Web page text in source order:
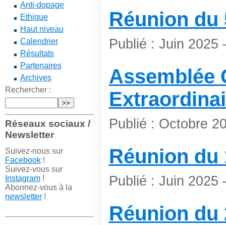
Anti-dopage
Ethique
Haut niveau
Calendrier
Résultats
Partenaires
Archives
Rechercher :
Réseaux sociaux /
Newsletter
Suivez-nous sur
Facebook!
Suivez-vous sur
Instagram!
Abonnez-vous à la
newsletter!
Réunion du
Publié : Juin
Assemblée
Publié : Octobre
Réunion du
Publié : Juin
Réunion du